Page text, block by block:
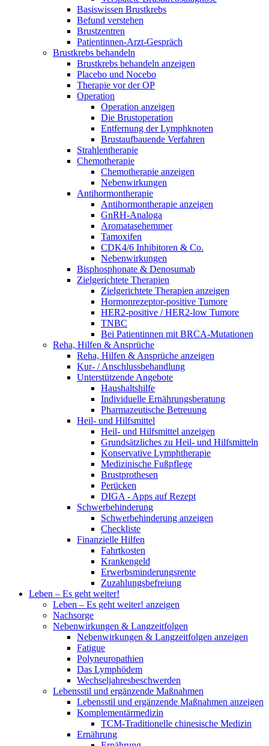
Basiswissen Brustkrebs
Befund verstehen
Brustzentren
Patientinnen-Arzt-Gespräch
Brustkrebs behandeln
Brustkrebs behandeln anzeigen
Placebo und Nocebo
Therapie vor der OP
Operation
Operation anzeigen
Die Brustoperation
Entfernung der Lymphknoten
Brustaufbauende Verfahren
Strahlentherapie
Chemotherapie
Chemotherapie anzeigen
Nebenwirkungen
Antihormontherapie
Antihormontherapie anzeigen
GnRH-Analoga
Aromatasehemmer
Tamoxifen
CDK4/6 Inhibitoren & Co.
Nebenwirkungen
Bisphosphonate & Denosumab
Zielgerichtete Therapien
Zielgerichtete Therapien anzeigen
Hormonrezeptor-positive Tumore
HER2-positive / HER2-low Tumore
TNBC
Bei Patientinnen mit BRCA-Mutationen
Reha, Hilfen & Ansprüche
Reha, Hilfen & Ansprüche anzeigen
Kur- / Anschlussbehandlung
Unterstützende Angebote
Haushaltshilfe
Individuelle Ernährungsberatung
Pharmazeutische Betreuung
Heil- und Hilfsmittel
Heil- und Hilfsmittel anzeigen
Grundsätzliches zu Heil- und Hilfsmitteln
Konservative Lymphtherapie
Medizinische Fußpflege
Brustprothesen
Perücken
DIGA - Apps auf Rezept
Schwerbehinderung
Schwerbehinderung anzeigen
Checkliste
Finanzielle Hilfen
Fahrtkosten
Krankengeld
Erwerbsminderungsrente
Zuzahlungsbefreiung
Leben – Es geht weiter!
Leben – Es geht weiter! anzeigen
Nachsorge
Nebenwirkungen & Langzeitfolgen
Nebenwirkungen & Langzeitfolgen anzeigen
Fatigue
Polyneuropathien
Das Lymphödem
Wechseljahresbeschwerden
Lebensstil und ergänzende Maßnahmen
Lebensstil und ergänzende Maßnahmen anzeigen
Komplementärmedizin
TCM-Traditionelle chinesische Medizin
Ernährung